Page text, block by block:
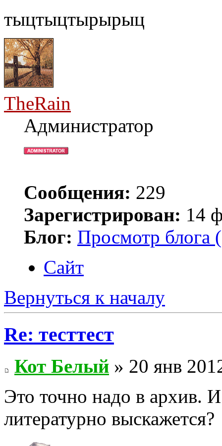
тыцтыцтырырыц
TheRain
Администратор
Сообщения: 229
Зарегистрирован: 14
Блог: Просмотр блога
Сайт
Вернуться к началу
Re: тесттест
Кот Белый » 20 янв
Это точно надо в архив.
литературно выскажется?